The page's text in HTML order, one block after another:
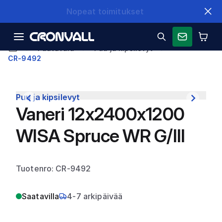
Nopeat toimitukset
CR-9492
Puu ja kipsilevyt
Vaneri 12x2400x1200
WISA Spruce WR G/III
Tuotenro: CR-9492
Saatavilla 4-7 arkipäivää